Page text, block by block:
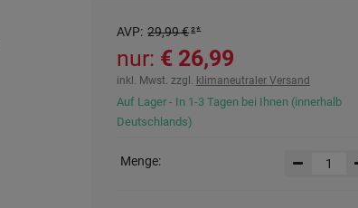
AVP: 29,99 €²
nur: 26,99 €
inkl. Mwst. zzgl. klimaneutraler Versand
Auf Lager - In 1-3 Tagen bei Ihnen (innerhalb
Deutschlands)
Menge: